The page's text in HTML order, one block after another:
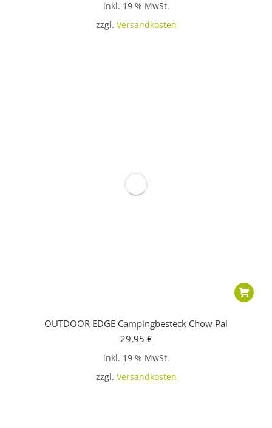
inkl. 19 % MwSt.
zzgl. Versandkosten
OUTDOOR EDGE Campingbesteck Chow Pal
29,95 €
inkl. 19 % MwSt.
zzgl. Versandkosten